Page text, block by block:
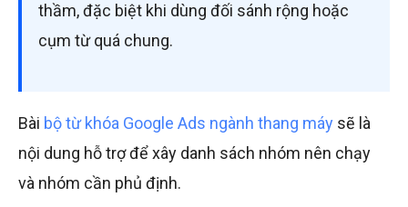
thầm, đặc biệt khi dùng đối sánh rộng hoặc
cụm từ quá chung.
Bài bộ từ khóa Google Ads ngành thang máy sẽ là
nội dung hỗ trợ để xây danh sách nhóm nên chạy
và nhóm cần phủ định.